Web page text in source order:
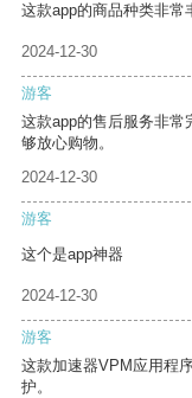
这款app的商品种类非常
2024-12-30
游客
这款app的售后服务非常
够放心购物。
2024-12-30
游客
这个是app神器
2024-12-30
游客
这款加速器VPM应用程
护。